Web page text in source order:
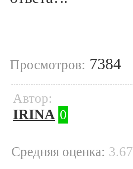
Просмотров: 7384
Автор:
IRINA 0
Cредняя оценка: 3.67